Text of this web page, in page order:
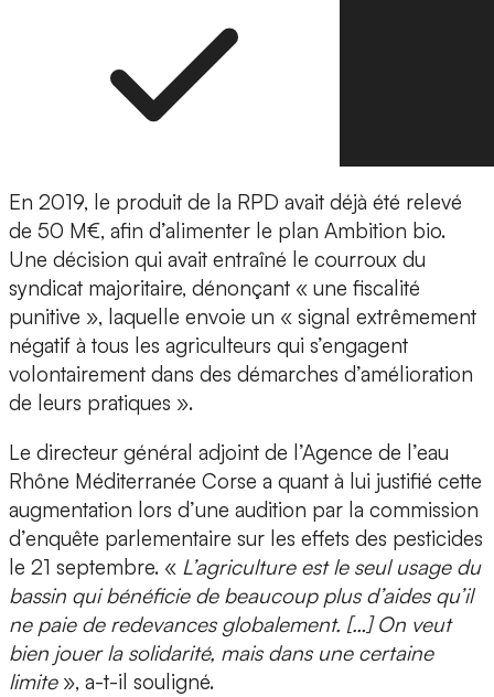
En 2019, le produit de la RPD avait déjà été relevé
de 50 M€, afin d’alimenter le plan Ambition bio.
Une décision qui avait entraîné le courroux du
syndicat majoritaire, dénonçant « une fiscalité
punitive », laquelle envoie un « signal extrêmement
négatif à tous les agriculteurs qui s’engagent
volontairement dans des démarches d’amélioration
de leurs pratiques ».
Le directeur général adjoint de l’Agence de l’eau
Rhône Méditerranée Corse a quant à lui justifié cette
augmentation lors d’une audition par la commission
d’enquête parlementaire sur les effets des pesticides
le 21 septembre. « L’agriculture est le seul usage du
bassin qui bénéficie de beaucoup plus d’aides qu’il
ne paie de redevances globalement. […] On veut
bien jouer la solidarité, mais dans une certaine
limite», a-t-il souligné.